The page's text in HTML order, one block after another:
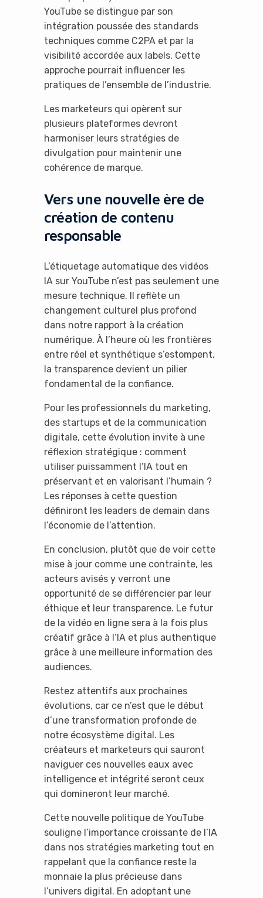
YouTube se distingue par son
intégration poussée des standards
techniques comme C2PA et par la
visibilité accordée aux labels. Cette
approche pourrait influencer les
pratiques de l’ensemble de l’industrie.
Les marketeurs qui opèrent sur
plusieurs plateformes devront
harmoniser leurs stratégies de
divulgation pour maintenir une
cohérence de marque.
Vers une nouvelle ère de
création de contenu
responsable
L’étiquetage automatique des vidéos
IA sur YouTube n’est pas seulement une
mesure technique. Il reflète un
changement culturel plus profond
dans notre rapport à la création
numérique. À l’heure où les frontières
entre réel et synthétique s’estompent,
la transparence devient un pilier
fondamental de la confiance.
Pour les professionnels du marketing,
des startups et de la communication
digitale, cette évolution invite à une
réflexion stratégique : comment
utiliser puissamment l’IA tout en
préservant et en valorisant l’humain ?
Les réponses à cette question
définiront les leaders de demain dans
l’économie de l’attention.
En conclusion, plutôt que de voir cette
mise à jour comme une contrainte, les
acteurs avisés y verront une
opportunité de se différencier par leur
éthique et leur transparence. Le futur
de la vidéo en ligne sera à la fois plus
créatif grâce à l’IA et plus authentique
grâce à une meilleure information des
audiences.
Restez attentifs aux prochaines
évolutions, car ce n’est que le début
d’une transformation profonde de
notre écosystème digital. Les
créateurs et marketeurs qui sauront
naviguer ces nouvelles eaux avec
intelligence et intégrité seront ceux
qui domineront leur marché.
Cette nouvelle politique de YouTube
souligne l’importance croissante de l’IA
dans nos stratégies marketing tout en
rappelant que la confiance reste la
monnaie la plus précieuse dans
l’univers digital. En adoptant une